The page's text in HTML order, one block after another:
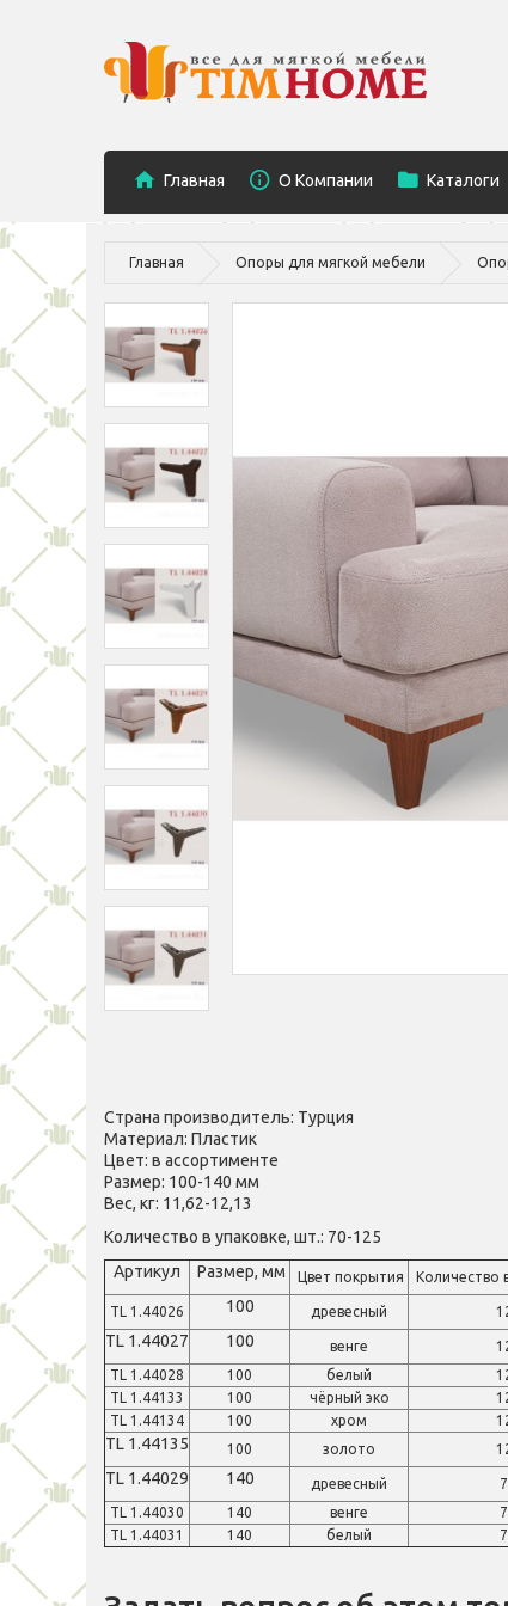
Главная O Компании Каталоги
Главная Опоры для мягкой мебели
Страна производитель: Турция
Материал: Пластик
Цвет: в ассортименте
Размер: 100-140 мм
Вес, кг: 11,62-12,13
Количество в упаковке, шт.: 70-125
Артикул
Размер, мм Цвет покрытия Количество
TL 1.44026 100 древесный
TL 1.44027 100 венге
TL 1.44028
100 белый
TL 1.44133
100 чёрный эко
TL 1.44134
100 хром
TL 1.44135 100 золото
TL 1.44029 140 древесный
TL 1.44030
140 венге
TL 1.44031
140 белый